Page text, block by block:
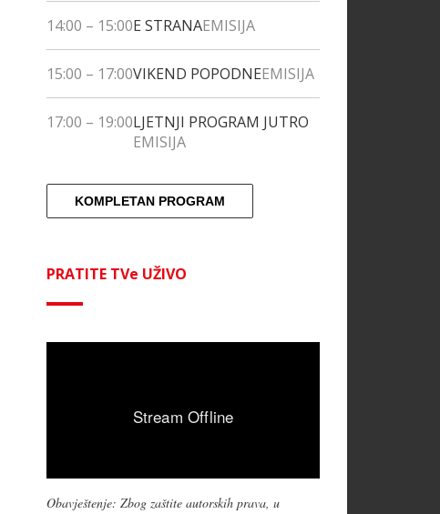
14:00 – 15:00E STRANAEMISIJA
15:00 – 17:00VIKEND POPODNEEMISIJA
17:00 – 19:00LJETNJI PROGRAM JUTRO
EMISIJA
KOMPLETAN PROGRAM
PRATITE TVe UŽIVO
Obavještenje: Zbog zaštite autorskih prava, u